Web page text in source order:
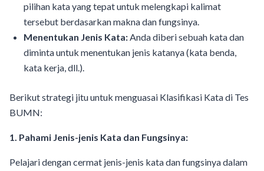
pilihan kata yang tepat untuk melengkapi kalimat
tersebut berdasarkan makna dan fungsinya.
Menentukan Jenis Kata:Anda diberi sebuah kata dan
diminta untuk menentukan jenis katanya (kata benda,
kata kerja, dll.).
Berikut strategi jitu untuk menguasai Klasifikasi Kata di Tes
BUMN:
1. Pahami Jenis-jenis Kata dan Fungsinya:
Pelajari dengan cermat jenis-jenis kata dan fungsinya dalam